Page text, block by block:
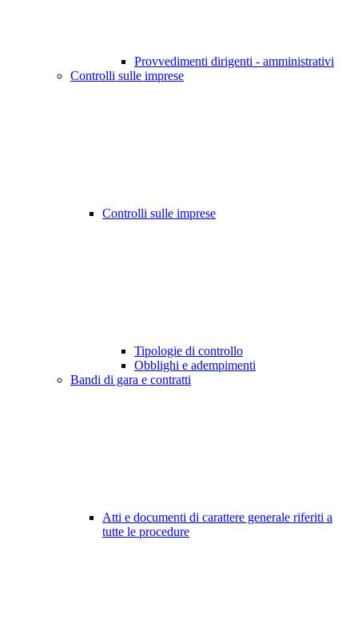
Provvedimenti dirigenti - amministrativi
Controlli sulle imprese
Controlli sulle imprese
Tipologie di controllo
Obblighi e adempimenti
Bandi di gara e contratti
Atti e documenti di carattere generale riferiti a
tutte le procedure